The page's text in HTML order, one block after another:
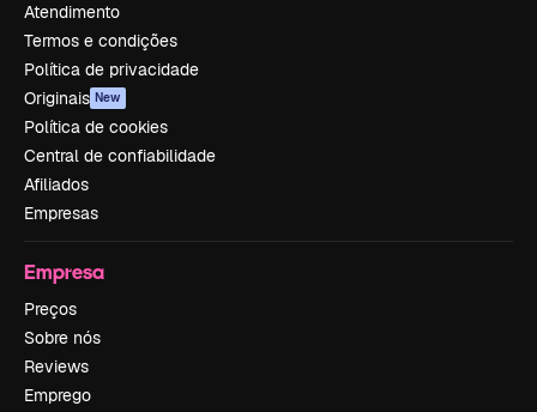
Atendimento
Termos e condições
Política de privacidade
Originais New
Política de cookies
Central de confiabilidade
Afiliados
Empresas
Empresa
Preços
Sobre nós
Reviews
Emprego